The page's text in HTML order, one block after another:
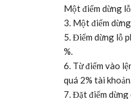
Một điểm dừng
3. Một điểm
5. Điểm dừng lỗ
%.
6. Từ điểm vào
quá 2% tài
7. Đặt điểm dừng